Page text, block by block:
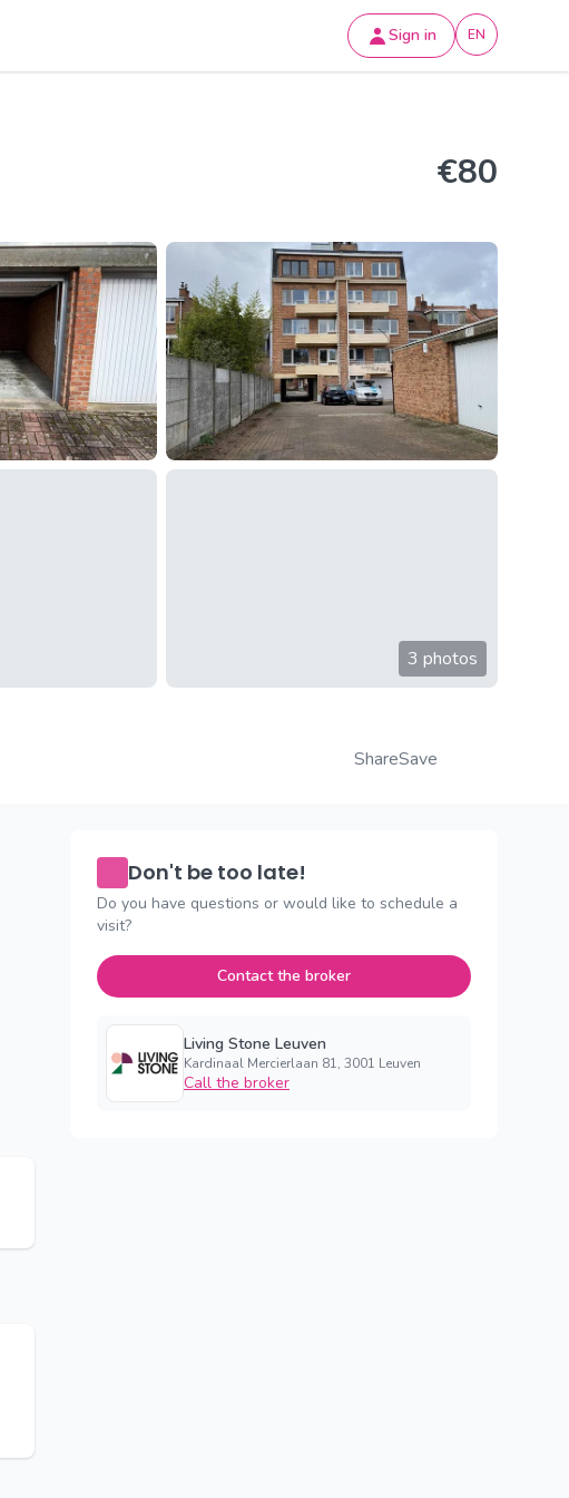
Sign in EN
€80
3 photos
ShareSave
Don't be too late!
Do you have questions or would like to schedule a
visit?
Contact the broker
Living Stone Leuven
Kardinaal Mercierlaan 81, 3001 Leuven
Call the broker